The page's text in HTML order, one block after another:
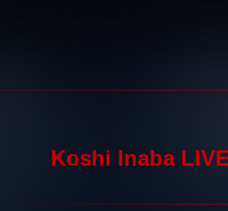
Koshi Inaba